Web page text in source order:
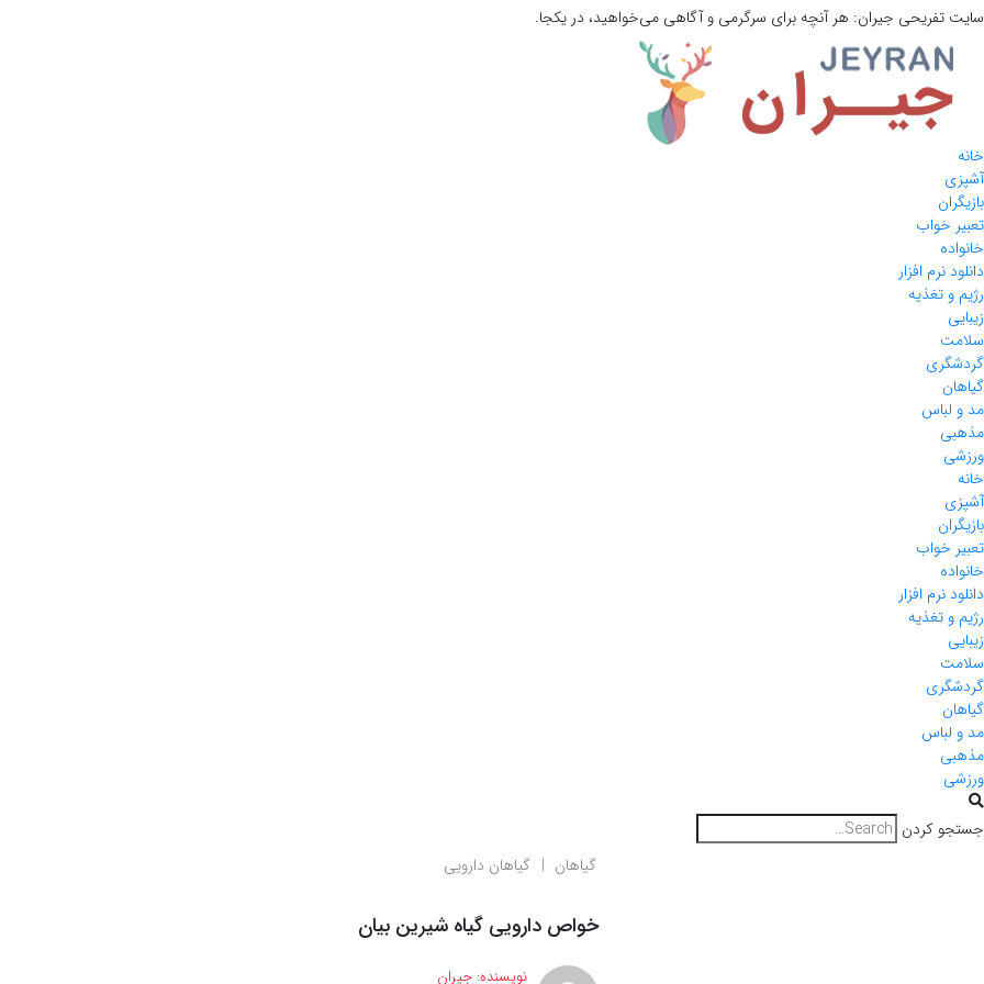
سایت تفریحی جیران: هر آنچه برای سرگرمی و آگاهی می‌خواهید، در یکجا.
خانه
آشپزی
بازیگران
تعبیر خواب
خانواده
دانلود نرم افزار
رژیم و تغذیه
زیبایی
سلامت
گردشگری
گیاهان
مد و لباس
مذهبی
ورزشی
خانه
آشپزی
بازیگران
تعبیر خواب
خانواده
دانلود نرم افزار
رژیم و تغذیه
زیبایی
سلامت
گردشگری
گیاهان
مد و لباس
مذهبی
ورزشی
جستجو کردن
گیاهان
گیاهان دارویی
خواص دارویی گیاه شیرین بیان
نویسنده: جیران